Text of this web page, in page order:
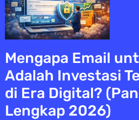
Mengapa Email
Adalah Investasi
di Era Digital?
Lengkap 2026)